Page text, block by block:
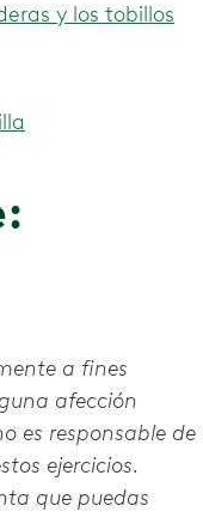
y los tobillos
a fines
afección
es responsable de
ejercicios.
que puedas